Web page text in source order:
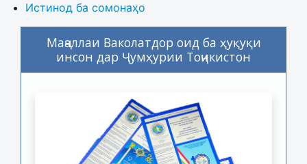
Истинод ба сомонаҳо
Маҷаллаи Ваколатдор оид ба ҳуқуқи
инсон дар Ҷумҳурии Тоҷикистон